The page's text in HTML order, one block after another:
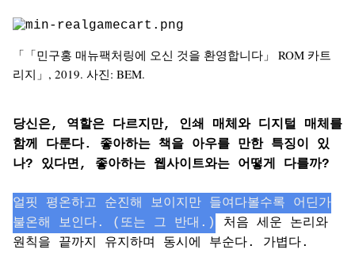
「「민구홍 매뉴팩처링에 오신 것을 환영합니다」 ROM 카트
리지」, 2019. 사진: BEM.
당신은, 역할은 다르지만, 인쇄 매체와 디지털 매체를
함께 다룬다. 좋아하는 책을 아우를 만한 특징이 있
나? 있다면, 좋아하는 웹사이트와는 어떻게 다를까?
얼핏 평온하고 순진해 보이지만 들여다볼수록 어딘가
불온해 보인다. (또는 그 반대.)
처음 세운 논리와
원칙을 끝까지 유지하며 동시에 부순다. 가볍다.